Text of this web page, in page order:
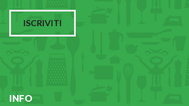
ISCRIVITI
INFO